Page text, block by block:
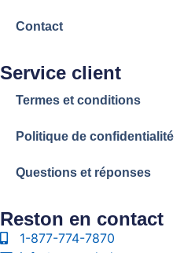
Contact
Service client
Termes et conditions
Politique de confidentialité
Questions et réponses
Reston en contact
1-877-774-7870